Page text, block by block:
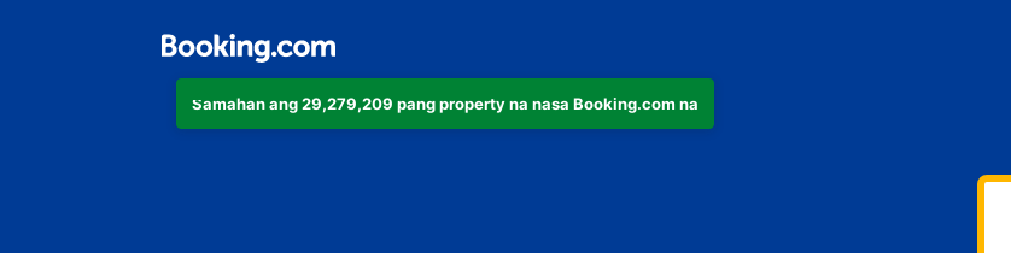
Samahan ang 29,279,209 pang property na nasa Booking.com na